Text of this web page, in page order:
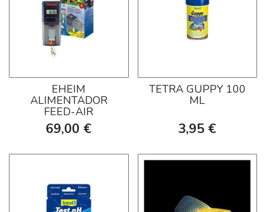
EHEIM
ALIMENTADOR
FEED-AIR
69,00 €
TETRA GUPPY 100
ML
3,95 €